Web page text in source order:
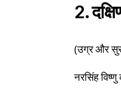
2.
(उग्र और
नरसिंह